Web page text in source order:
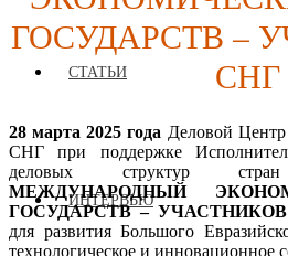
СТАТЬИ
ИНТЕРВЬЮ
ГОСУДАРСТВ –
СНГ
28 марта 2025 года Деловой Центр
СНГ при поддержке
деловых структур
МЕЖДУНАРОДНЫЙ
ГОСУДАРСТВ –
для развития Большого
технологическое и инновационное